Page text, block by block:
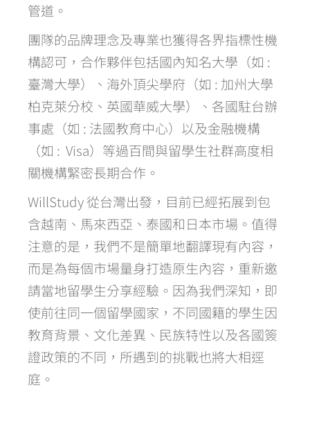
管道。
團隊的品牌理念及專業也獲得各界指標性機
構認可，合作夥伴包括國內知名大學（如 :
臺灣大學）、海外頂尖學府（如 : 加州大學
柏克萊分校、英國華威大學）、各國駐台辦
事處（如 : 法國教育中心）以及金融機構
（如 : Visa）等過百間與留學生社群高度相
關機構緊密長期合作。
WillStudy 從台灣出發，目前已經拓展到包
含越南、馬來西亞、泰國和日本市場。值得
注意的是，我們不是簡單地翻譯現有內容，
而是為每個市場量身打造原生內容，重新邀
請當地留學生分享經驗。因為我們深知，即
使前往同一個留學國家，不同國籍的學生因
教育背景、文化差異、民族特性以及各國簽
證政策的不同，所遇到的挑戰也將大相逕
庭。